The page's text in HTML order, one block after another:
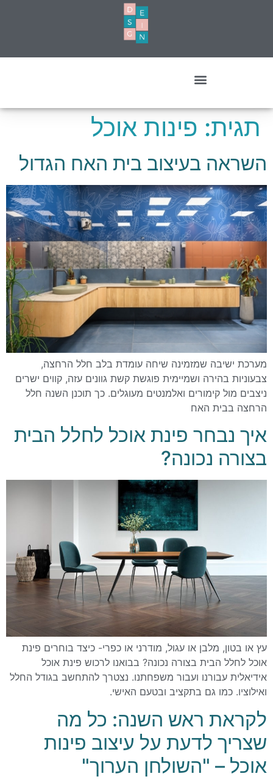
תגית: פינות אוכל
השראה בעיצוב בית האח הגדול
מערכת ישיבה שמזמינה שיחה עומדת בלב חלל הרחצה,
צבעוניות בהירה ושמיימית פוגשת קשת גוונים עזה, קווים ישרים
ניצבים מול קימורים ואלמנטים מעוגלים. כך תוכנן השנה חלל
הרחצה בבית האח
איך נבחר פינת אוכל לחלל הבית
בצורה נכונה?
עץ או בטון, מלבן או עגול, מודרני או כפרי- כיצד בוחרים פינת
אוכל לחלל הבית בצורה נכונה? בבואנו לרכוש פינת אוכל
אידיאלית עבורנו ועבור משפחתנו. נצטרך להתחשב בגודל החלל
ואילוציו. כמו גם בתקציב ובטעם האישי.
לקראת ראש השנה: כל מה
שצריך לדעת על עיצוב פינות
אוכל – "השולחן הערוך"